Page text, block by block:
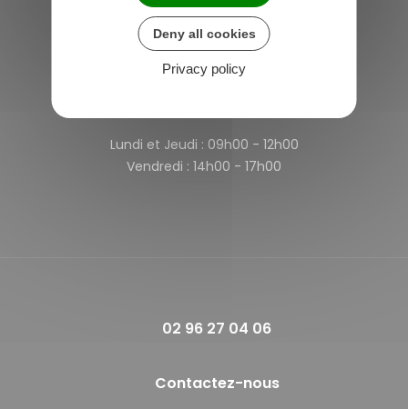
4 rue des Terre Neuvas
22980 Saint-Michel-de-Plélan
France
Lundi et Jeudi : 09h00 - 12h00
Vendredi : 14h00 - 17h00
02 96 27 04 06
Contactez-nous
Deny all cookies
Privacy policy